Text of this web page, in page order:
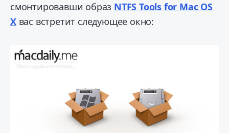
смонтировавши образ NTFS Tools for Mac OS
Xвас встретит следующее окно: